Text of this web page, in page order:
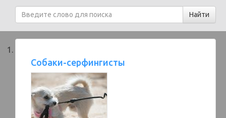
Собаки-серфингисты